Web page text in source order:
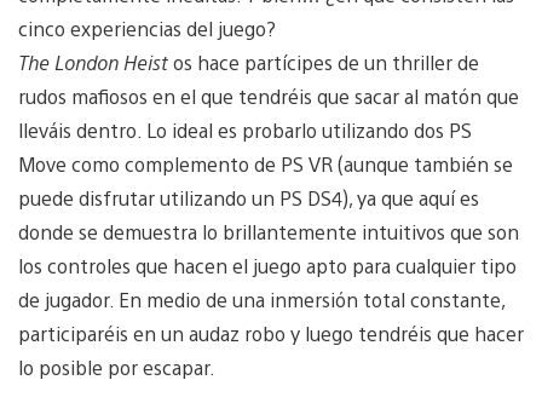
cinco experiencias del juego?
The London Heistos hace partícipes de un thriller de
rudos mafiosos en el que tendréis que sacar al matón que
lleváis dentro. Lo ideal es probarlo utilizando dos PS
Move como complemento de PS VR (aunque también se
puede disfrutar utilizando un PS DS4), ya que aquí es
donde se demuestra lo brillantemente intuitivos que son
los controles que hacen el juego apto para cualquier tipo
de jugador. En medio de una inmersión total constante,
participaréis en un audaz robo y luego tendréis que hacer
lo posible por escapar.